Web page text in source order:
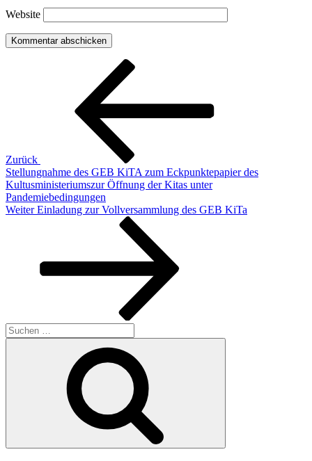
Website
Beitragsnavigation
Zurück
Stellungnahme des GEB KiTA zum Eckpunktepapier des
Kultusministeriumszur Öffnung der Kitas unter
Pandemiebedingungen
Nächster
Weiter Einladung zur Vollversammlung des GEB KiTa
Suche
nach: